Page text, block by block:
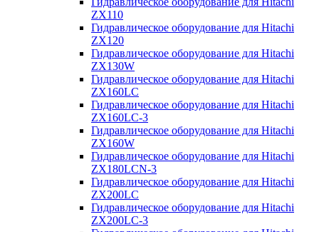
ZX110
Гидравлическое оборудование для Hitachi
ZX120
Гидравлическое оборудование для Hitachi
ZX130W
Гидравлическое оборудование для Hitachi
ZX160LC
Гидравлическое оборудование для Hitachi
ZX160LC-3
Гидравлическое оборудование для Hitachi
ZX160W
Гидравлическое оборудование для Hitachi
ZX180LCN-3
Гидравлическое оборудование для Hitachi
ZX200LC
Гидравлическое оборудование для Hitachi
ZX200LC-3